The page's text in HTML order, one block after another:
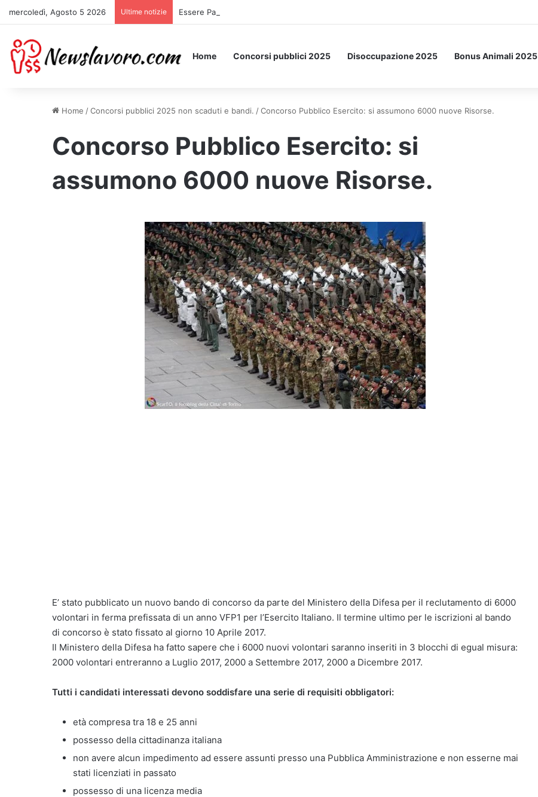
mercoledì, Agosto 5 2026 Ultime notizie Essere Pagati per Stare a Letto: ecco l’esperimento spaziale.
Home Concorsi pubblici 2025 Disoccupazione 2025 Bonus Animali 2025
Home /Concorsi pubblici 2025 non scaduti e bandi. /Concorso Pubblico Esercito: si assumono 6000 nuove Risorse.
Concorso Pubblico Esercito: si
assumono 6000 nuove Risorse.
E’ stato pubblicato un nuovo bando di concorso da parte del Ministero della Difesa per il reclutamento di 6000
volontari in ferma prefissata di un anno VFP1 per l’Esercito Italiano. Il termine ultimo per le iscrizioni al bando
di concorso è stato fissato al giorno 10 Aprile 2017.
Il Ministero della Difesa ha fatto sapere che i 6000 nuovi volontari saranno inseriti in 3 blocchi di egual misura:
2000 volontari entreranno a Luglio 2017, 2000 a Settembre 2017, 2000 a Dicembre 2017.
Tutti i candidati interessati devono soddisfare una serie di requisiti obbligatori:
età compresa tra 18 e 25 anni
possesso della cittadinanza italiana
non avere alcun impedimento ad essere assunti presso una Pubblica Amministrazione e non esserne mai
stati licenziati in passato
possesso di una licenza media